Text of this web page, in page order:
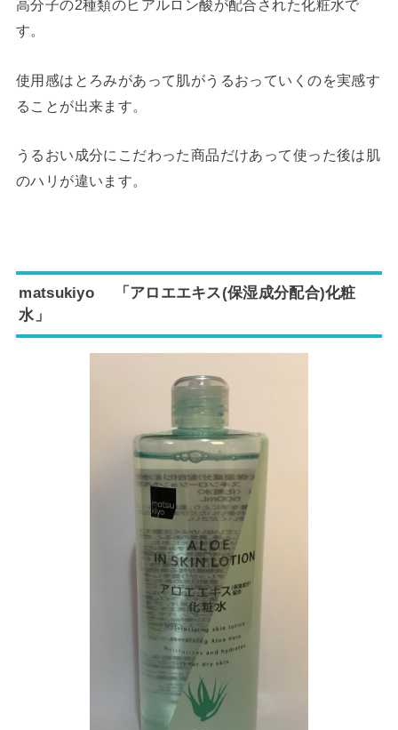
高分子の2種類のヒアルロン酸が配合された化粧水で
す。
使用感はとろみがあって肌がうるおっていくのを実感す
ることが出来ます。
うるおい成分にこだわった商品だけあって使った後は肌
のハリが違います。
matsukiyo 「アロエエキス(保湿成分配合)化粧
水」